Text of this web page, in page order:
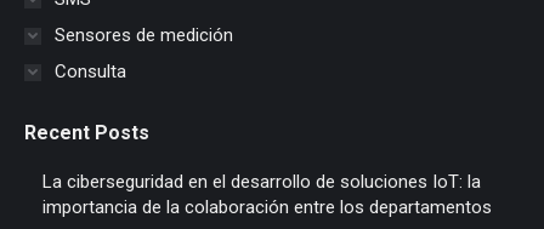
Sensores de medición
Consulta
Recent Posts
La ciberseguridad en el desarrollo de soluciones IoT: la
importancia de la colaboración entre los departamentos